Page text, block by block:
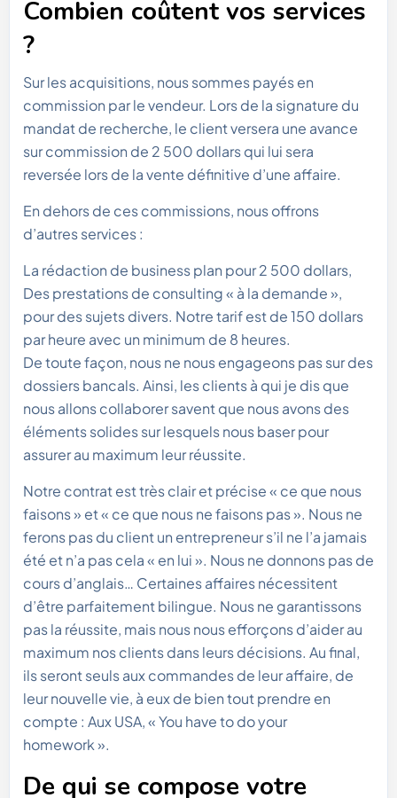
Combien coûtent vos services
?
Sur les acquisitions, nous sommes payés en
commission par le vendeur. Lors de la signature du
mandat de recherche, le client versera une avance
sur commission de 2 500 dollars qui lui sera
reversée lors de la vente définitive d’une affaire.
En dehors de ces commissions, nous offrons
d’autres services :
La rédaction de business plan pour 2 500 dollars,
Des prestations de consulting « à la demande »,
pour des sujets divers. Notre tarif est de 150 dollars
par heure avec un minimum de 8 heures.
De toute façon, nous ne nous engageons pas sur des
dossiers bancals. Ainsi, les clients à qui je dis que
nous allons collaborer savent que nous avons des
éléments solides sur lesquels nous baser pour
assurer au maximum leur réussite.
Notre contrat est très clair et précise « ce que nous
faisons » et « ce que nous ne faisons pas ». Nous ne
ferons pas du client un entrepreneur s’il ne l’a jamais
été et n’a pas cela « en lui ». Nous ne donnons pas de
cours d’anglais… Certaines affaires nécessitent
d’être parfaitement bilingue. Nous ne garantissons
pas la réussite, mais nous nous efforçons d’aider au
maximum nos clients dans leurs décisions. Au final,
ils seront seuls aux commandes de leur affaire, de
leur nouvelle vie, à eux de bien tout prendre en
compte : Aux USA, « You have to do your
homework ».
De qui se compose votre